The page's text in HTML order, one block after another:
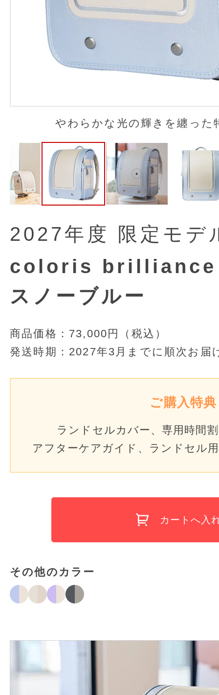
やわらかな光の輝きを纏っ
2027年度 限定モデ
coloris brilliance
スノーブルー
商品価格： 73,000円（税込）
発送時期： 2027年3月までに順次お届
ご購入特典
ランドセルカバー、専用時間
アフターケアガイド、ランドセル
カートへ入
その他のカラー